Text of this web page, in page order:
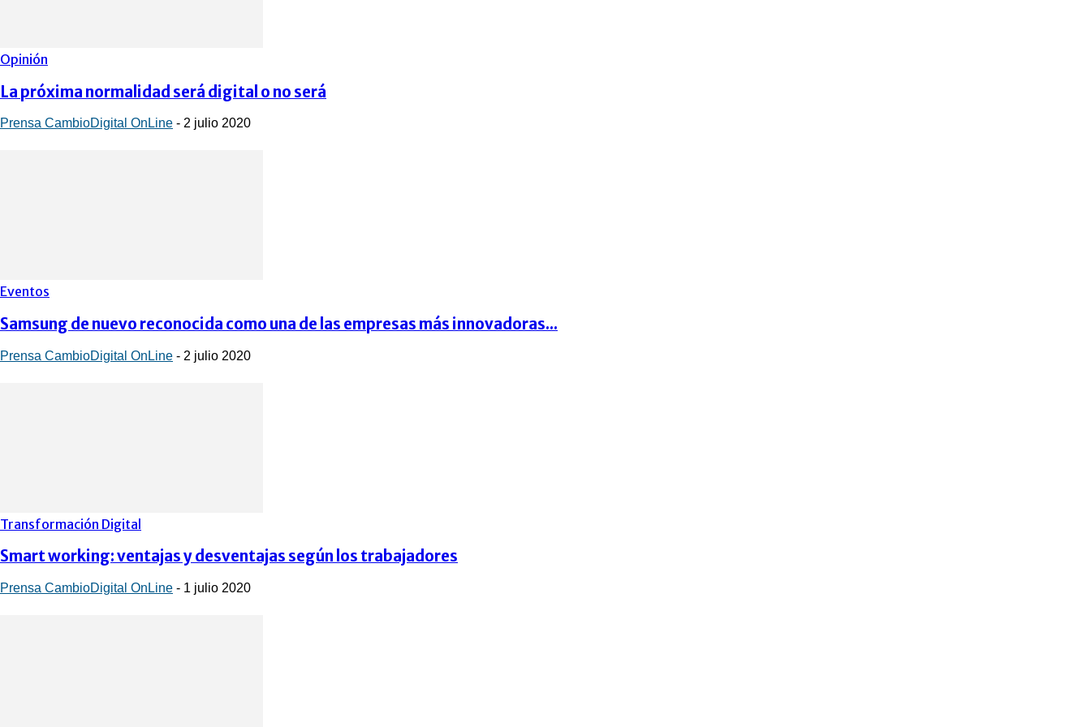
Opinión
La próxima normalidad será digital o no será
Prensa CambioDigital OnLine - 2 julio 2020
Eventos
Samsung de nuevo reconocida como una de las empresas más innovadoras...
Prensa CambioDigital OnLine - 2 julio 2020
Transformación Digital
Smart working: ventajas y desventajas según los trabajadores
Prensa CambioDigital OnLine - 1 julio 2020